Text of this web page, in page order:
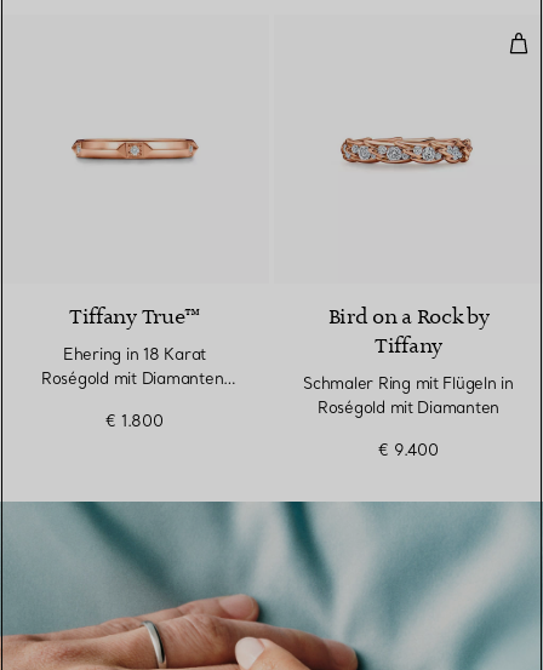
Tiffany True™
Ehering in 18 Karat
Roségold mit Diamanten,
€ 1.800
Bird on a Rock by
Tiffany
Schmaler Ring mit Flügeln in
Roségold mit Diamanten
€ 9.400